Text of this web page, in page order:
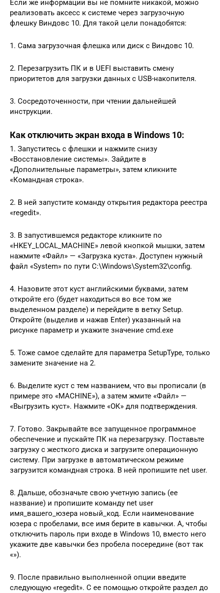
Если же информации вы не помните никакой, можно
реализовать аксесс к системе через загрузочную
флешку Виндовс 10. Для такой цели понадобятся:
1. Сама загрузочная флешка или диск с Виндовс 10.
2. Перезагрузить ПК и в UEFI выставить смену
приоритетов для загрузки данных с USB-накопителя.
3. Сосредоточенности, при чтении дальнейшей
инструкции.
Как отключить экран входа в Windows 10:
1. Запуститесь с флешки и нажмите снизу
«Восстановление системы». Зайдите в
«Дополнительные параметры», затем кликните
«Командная строка».
2. В ней запустите команду открытия редактора реестра
«regedit».
3. В запустившемся редакторе кликните по
«HKEY_LOCAL_MACHINE» левой кнопкой мышки, затем
нажмите «Файл» — «Загрузка куста». Доступен нужный
файл «System» по пути C:\Windows\System32\config.
4. Назовите этот куст английскими буквами, затем
откройте его (будет находиться во все том же
выделенном разделе) и перейдите в ветку Setup.
Откройте (выделив и нажав Enter) указанный на
рисунке параметр и укажите значение cmd.exe
5. Тоже самое сделайте для параметра SetupType, только
замените значение на 2.
6. Выделите куст с тем названием, что вы прописали (в
примере это «MACHINE»), а затем жмите «Файл» —
«Выгрузить куст». Нажмите «ОК» для подтверждения.
7. Готово. Закрывайте все запущенное программное
обеспечение и пускайте ПК на перезагрузку. Поставьте
загрузку с жесткого диска и загрузите операционную
систему. При загрузке в автоматическом режиме
загрузится командная строка. В ней пропишите net user.
8. Дальше, обозначьте свою учетную запись (ее
название) и пропишите команду net user
имя_вашего_юзера новый_код. Если наименование
юзера с пробелами, все имя берите в кавычки. А, чтобы
отключить пароль при входе в Windows 10, вместо него
укажите две кавычки без пробела посередине (вот так
«»).
9. После правильно выполненной опции введите
следующую «regedit». С ее помощью откройте раздел до